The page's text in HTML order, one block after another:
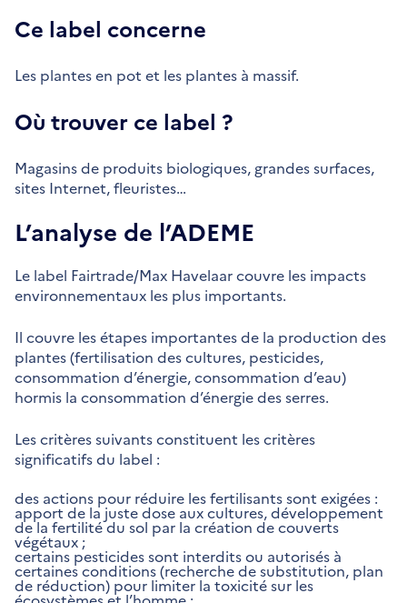
Ce label concerne
Les plantes en pot et les plantes à massif.
Où trouver ce label ?
Magasins de produits biologiques, grandes surfaces,
sites Internet, fleuristes…
L’analyse de l’ADEME
Le label Fairtrade/Max Havelaar couvre les impacts
environnementaux les plus importants.
Il couvre les étapes importantes de la production des
plantes (fertilisation des cultures, pesticides,
consommation d’énergie, consommation d’eau)
hormis la consommation d’énergie des serres.
Les critères suivants constituent les critères
significatifs du label :
des actions pour réduire les fertilisants sont exigées :
apport de la juste dose aux cultures, développement
de la fertilité du sol par la création de couverts
végétaux ;
certains pesticides sont interdits ou autorisés à
certaines conditions (recherche de substitution, plan
de réduction) pour limiter la toxicité sur les